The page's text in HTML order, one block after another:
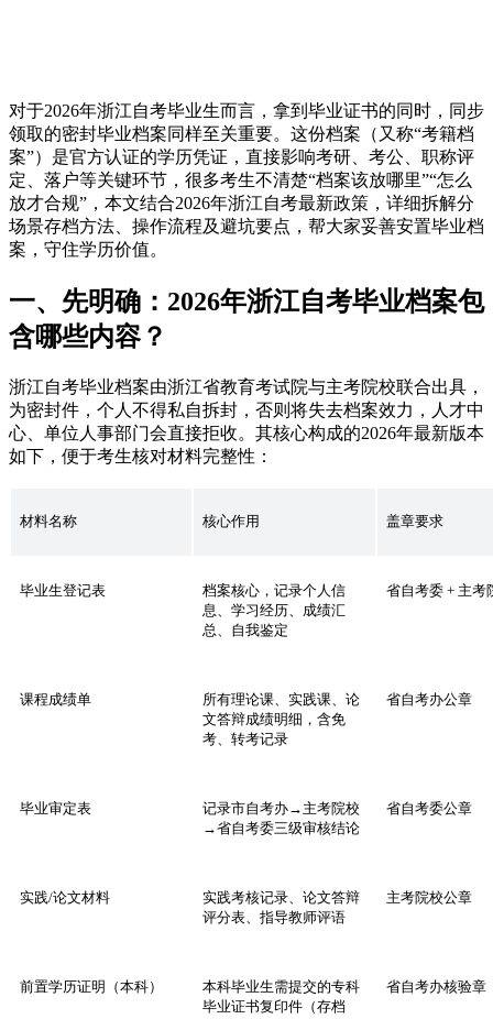
对于2026年浙江自考毕业生而言，拿到毕业证书的同时，同步
领取的密封毕业档案同样至关重要。这份档案（又称“考籍档
案”）是官方认证的学历凭证，直接影响考研、考公、职称评
定、落户等关键环节，很多考生不清楚“档案该放哪里”“怎么
放才合规”，本文结合2026年浙江自考最新政策，详细拆解分
场景存档方法、操作流程及避坑要点，帮大家妥善安置毕业档
案，守住学历价值。
一、先明确：2026年浙江自考毕业档案包
含哪些内容？
浙江自考毕业档案由浙江省教育考试院与主考院校联合出具，
为密封件，个人不得私自拆封，否则将失去档案效力，人才中
心、单位人事部门会直接拒收。其核心构成的2026年最新版本
如下，便于考生核对材料完整性：
材料名称 核心作用 盖章要求
毕业生登记表
档案核心，记录个人信
息、学习经历、成绩汇
总、自我鉴定
省自考委 + 主考
课程成绩单
所有理论课、实践课、论
文答辩成绩明细，含免
考、转考记录
省自考办公章
毕业审定表
记录市自考办→主考院校
→省自考委三级审核结论
省自考委公章
实践/论文材料
实践考核记录、论文答辩
评分表、指导教师评语
主考院校公章
前置学历证明（本科）
本科毕业生需提交的专科
毕业证书复印件（存档
省自考办核验章